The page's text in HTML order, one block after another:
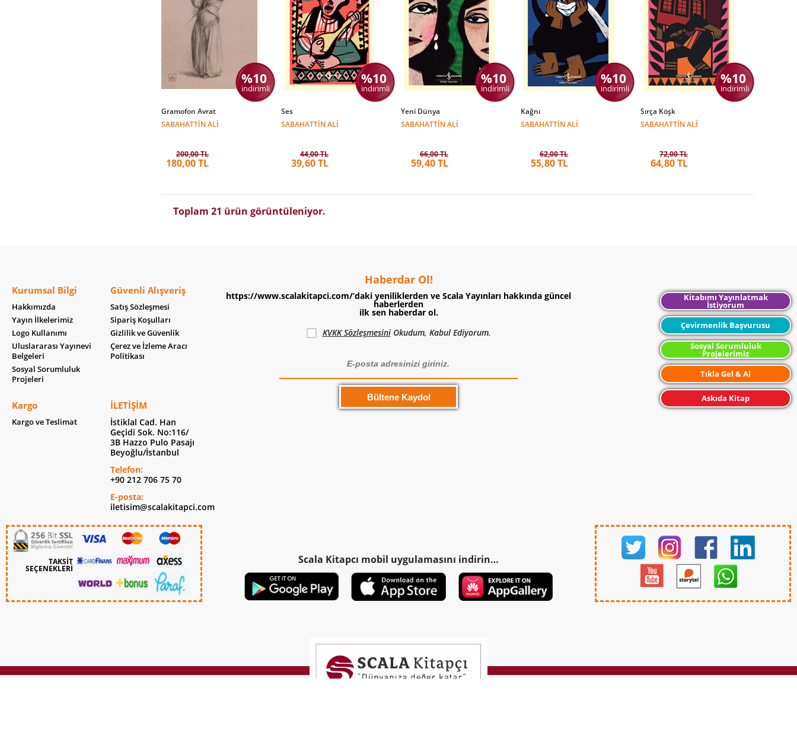
%10
indirimli
Gramofon Avrat
SABAHATTIN ALI
200,00 TL
180,00 TL
%10
indirimli
Ses
SABAHATTIN ALI
44,00 TL
39,60 TL
%10
indirimli
Yeni Dünya
SABAHATTIN ALI
66,00 TL
59,40 TL
%10
indirimli
Kağnı
SABAHATTIN ALI
62,00 TL
55,80 TL
%10
indirimli
Sırça Köşk
SABAHATTIN ALI
72,00 TL
64,80 TL
Toplam 21 ürün görüntüleniyor.
Kurumsal Bilgi
Hakkımızda
Yayın İlkelerimiz
Logo Kullanımı
Uluslararası Yayınevi
Belgeleri
Sosyal Sorumluluk
Projeleri
Güvenli Alışveriş
Satış Sözleşmesi
Sipariş Koşulları
Gizlilik ve Güvenlik
Çerez ve İzleme Aracı
Politikası
Kargo
Kargo ve Teslimat
İLETIŞIM
İstiklal Cad. Han
Geçidi Sok. No:116/
3B Hazzo Pulo Pasajı
Beyoğlu/İstanbul
Telefon:
+90 212 706 75 70
E-posta:
iletisim@scalakitapci.com
TAKSİT
SEÇENEKLERİ
Haberdar Ol!
https://www.scalakitapci.com/’daki yeniliklerden ve Scala Yayınları hakkında güncel
haberlerden
ilk sen haberdar ol.
KVKK SözleşmesiniOkudum, Kabul Ediyorum.
Scala Kitapcı mobil uygulamasını indirin…
Kitabımı Yayınlatmak
İstiyorum
Çevirmenlik Başvurusu
Sosyal Sorumluluk
Projelerimiz
Tıkla Gel & Al
Askıda Kitap